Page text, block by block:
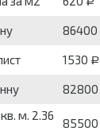
86400
1530 Р
82800
м. 2.36
85500